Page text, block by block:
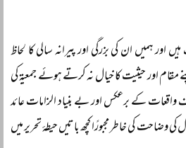
اور ہمیں ان کی بزرگی اور پیرانہ سالی کا لحاظ
اور حیثیت کا خیال نہ کرتے ہوئے جمعیۃ کی
کے برعکس اور بے بنیاد الزامات عائد
کی خاطر مجبورًا کچھ باتیں حیطۂ تحریر میں